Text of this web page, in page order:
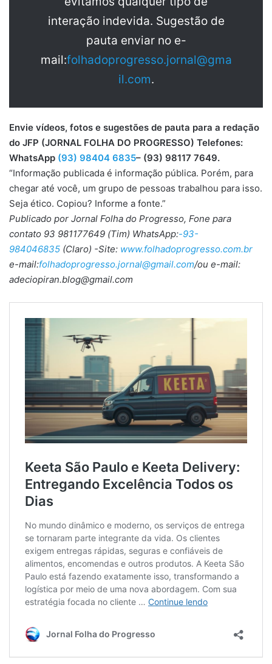
interação indevida. Sugestão de
pauta enviar no e-
mail:folhadoprogresso.jornal@gma
il.com.
Envie vídeos, fotos e sugestões de pauta para a redação
do JFP (JORNAL FOLHA DO PROGRESSO) Telefones:
WhatsApp (93) 98404 6835– (93) 98117 7649.
“Informação publicada é informação pública. Porém, para
chegar até você, um grupo de pessoas trabalhou para isso.
Seja ético. Copiou? Informe a fonte.”
Publicado por Jornal Folha do Progresso, Fone para
contato 93 981177649 (Tim) WhatsApp:-93-
984046835 (Claro) -Site: www.folhadoprogresso.com.br
e-mail:folhadoprogresso.jornal@gmail.com/ou e-mail:
adeciopiran.blog@gmail.com